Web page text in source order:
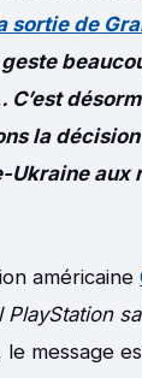
sortie de
la
Ukraine aux
américaine
message